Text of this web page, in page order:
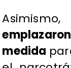
medida